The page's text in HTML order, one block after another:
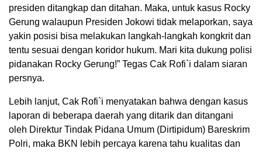
presiden ditangkap dan ditahan. Maka, untuk kasus Rocky
Gerung walaupun Presiden Jokowi tidak melaporkan, saya
yakin posisi bisa melakukan langkah-langkah kongkrit dan
tentu sesuai dengan koridor hukum. Mari kita dukung polisi
pidanakan Rocky Gerung!” Tegas Cak Rofi`i dalam siaran
persnya.
Lebih lanjut, Cak Rofi`i menyatakan bahwa dengan kasus
laporan di beberapa daerah yang ditarik dan ditangani
oleh Direktur Tindak Pidana Umum (Dirtipidum) Bareskrim
Polri, maka BKN lebih percaya karena tahu kualitas dan